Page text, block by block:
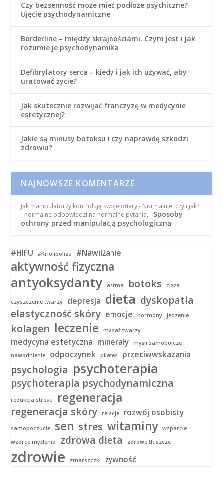
Czy bezsenność może mieć podłoże psychiczne?
Ujęcie psychodynamiczne
Borderline – między skrajnościami. Czym jest i jak
rozumie je psychodynamika
Defibrylatory serca – kiedy i jak ich używać, aby
uratować życie?
Jak skutecznie rozwijać franczyzę w medycynie
estetycznej?
Jakie są minusy botoksu i czy naprawdę szkodzi
zdrowiu?
NAJNOWSZE KOMENTARZE
Jak manipulatorzy kontrolują swoje ofiary - Normalnie, czyli jak?
- normalne odpowiedzi na normalne pytania, - Sposoby
ochrony przed manipulacją psychologiczną
#HIFU #Kriolipoliza #Nawilżanie
aktywność fizyczna
antyoksydanty astma botoks ciąża
czyszczenie twarzy depresja dieta dyskopatia
elastyczność skóry emocje hormony jedzenie
kolagen leczenie masaż twarzy
medycyna estetyczna minerały
myśli samobójcze
nawodnienie
odpoczynek pilates przeciwwskazania
psychologia psychoterapia
psychoterapia psychodynamiczna
redukcja stresu regeneracja
regeneracja skóry relacje rozwój osobisty
samopoczucie sen stres witaminy
wsparcie
wzorce myślenia
zdrowa dieta zdrowe tłuszcze
zdrowie zmarszczki żywność